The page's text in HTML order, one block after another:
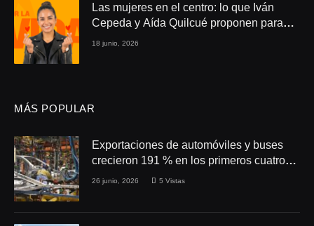
Las mujeres en el centro: lo que Iván
Cepeda y Aída Quilcué proponen para
Colombia
18 junio, 2026
MÁS POPULAR
Exportaciones de automóviles y buses
crecieron 191 % en los primeros cuatro
meses de 2026
26 junio, 2026 5 Vistas